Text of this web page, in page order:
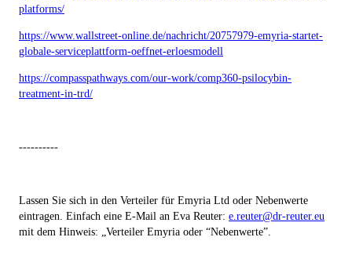
platforms/
https://www.wallstreet-online.de/nachricht/20757979-emyria-startet-
globale-serviceplattform-oeffnet-erloesmodell
https://compasspathways.com/our-work/comp360-psilocybin-
treatment-in-trd/
----------
Lassen Sie sich in den Verteiler für Emyria Ltd oder Nebenwerte
eintragen. Einfach eine E-Mail an Eva Reuter: e.reuter@dr-reuter.eu
mit dem Hinweis: „Verteiler Emyria oder “Nebenwerte”.